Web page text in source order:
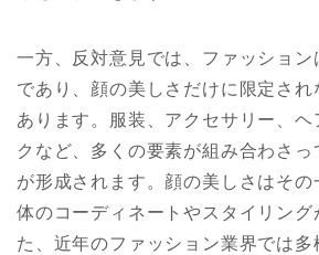
一方、反対意見では、ファッション
であり、顔の美しさだけに限定さ
あります。服装、アクセサリー、ヘ
クなど、多くの要素が組み合わさ
が形成されます。顔の美しさはその
体のコーディネートやスタイリング
た、近年のファッション業界では多